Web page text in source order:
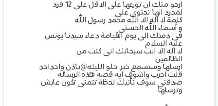
ارجو منك ان توزعها على الاقل على 12 فرد
لمجرد انها تحتوى على
كلمة لا اله الا الله محمد رسول الله
و أسماء الله الحسنى
فى ذمتك الى يوم القيامة دعاء سيدنا يونس
عليه السلام
لا اله الا انت سبحانك انى كنت من
الظالمين
ارسلها وستسمع خبر حلو الليله@باذن واحداحد
قلت اجرب واشوف ايه قصه هذه الرساله
صدقني سوف تأتيك لحظة تتمنى تكون عايش
وترسلها